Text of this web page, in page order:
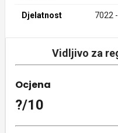
Djelatnost
7022
Vidljivo za
Ocjena
?/10